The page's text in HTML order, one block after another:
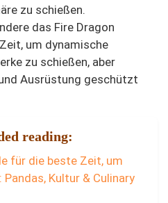
zu schießen.
das Fire Dragon
um dynamische
zu schießen, aber
Ausrüstung geschützt
reading:
für die beste Zeit, um
Kultur & Culinary